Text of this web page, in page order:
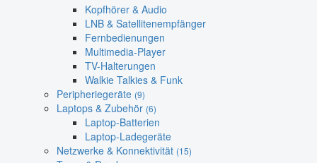
Kopfhörer & Audio
LNB & Satellitenempfänger
Fernbedienungen
Multimedia-Player
TV-Halterungen
Walkie Talkies & Funk
Peripheriegeräte (9)
Laptops & Zubehör (6)
Laptop-Batterien
Laptop-Ladegeräte
Netzwerke & Konnektivität (15)